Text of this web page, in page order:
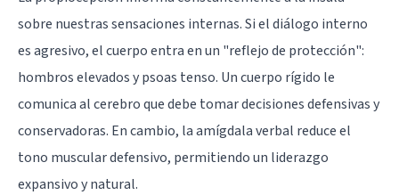
sobre nuestras sensaciones internas. Si el diálogo interno
es agresivo, el cuerpo entra en un "reflejo de protección":
hombros elevados y psoas tenso. Un cuerpo rígido le
comunica al cerebro que debe tomar decisiones defensivas y
conservadoras. En cambio, la amígdala verbal reduce el
tono muscular defensivo, permitiendo un liderazgo
expansivo y natural.